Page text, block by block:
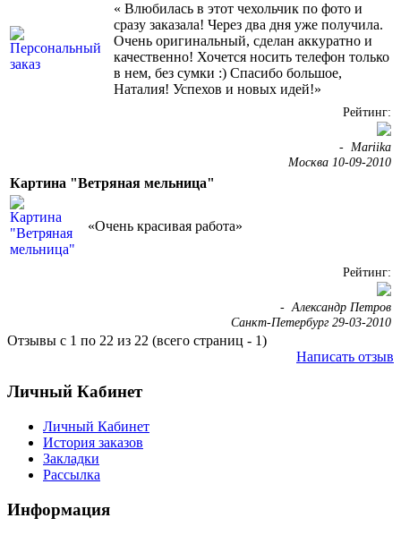
« Влюбилась в этот чехольчик по фото и
сразу заказала! Через два дня уже получила.
Очень оригинальный, сделан аккуратно и
качественно! Хочется носить телефон только
в нем, без сумки :) Спасибо большое,
Наталия! Успехов и новых идей!»
Рейтинг:
- Mariika
Москва 10-09-2010
Картина "Ветряная мельница"
«Очень красивая работа»
Рейтинг:
- Александр Петров
Санкт-Петербург 29-03-2010
Отзывы с 1 по 22 из 22 (всего страниц - 1)
Написать отзыв
Личный Кабинет
Личный Кабинет
История заказов
Закладки
Рассылка
Информация